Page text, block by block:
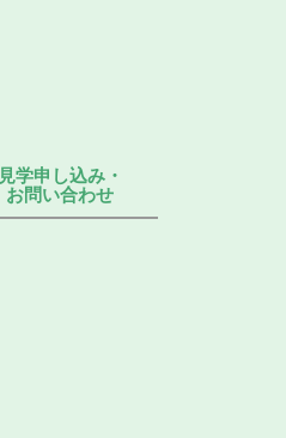
見学申し込み・
お問い合わせ